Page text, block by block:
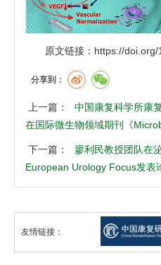
原文链接：https://doi.org/
分享到：
上一篇：
中国康复科学所康
在国际微生物领域期刊《
下一篇：
廖利民教授团队在
European Urology Focus发
友情链接：